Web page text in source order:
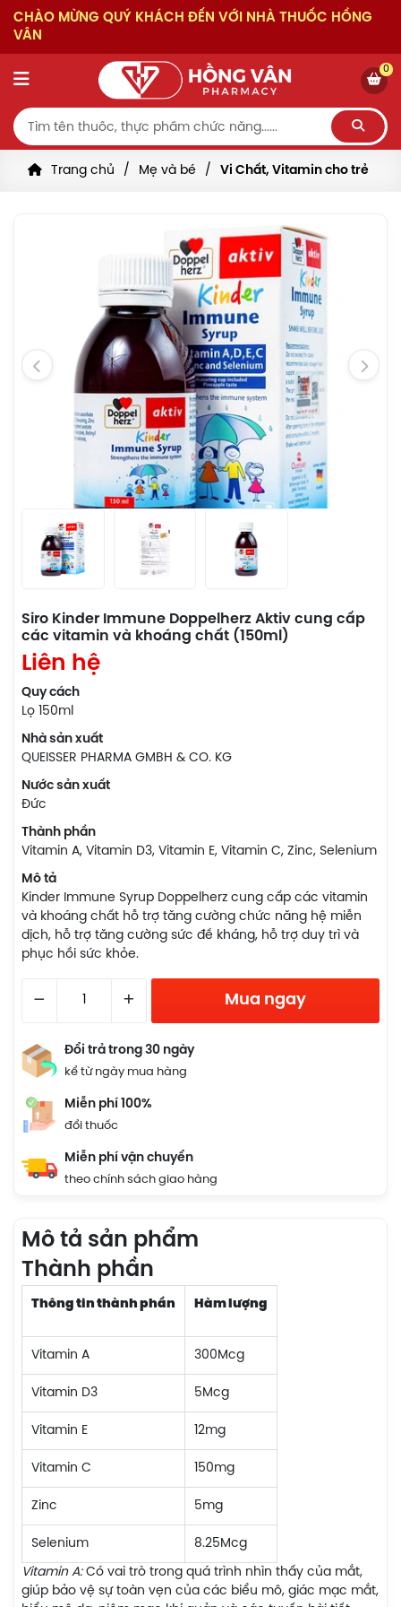
CHÀO MỪNG QUÝ KHÁCH ĐẾN VỚI NHÀ THUỐC HỒNG
VÂN
0
Trang chủ Mẹ và bé Vi Chất, Vitamin cho trẻ
Siro Kinder Immune Doppelherz Aktiv cung cấp
các vitamin và khoáng chất (150ml)
Liên hệ
Quy cách
Lọ 150ml
Nhà sản xuất
QUEISSER PHARMA GMBH & CO. KG
Nước sản xuất
Đức
Thành phần
Vitamin A, Vitamin D3, Vitamin E, Vitamin C, Zinc, Selenium
Mô tả
Kinder Immune Syrup Doppelherz cung cấp các vitamin
và khoáng chất hỗ trợ tăng cường chức năng hệ miễn
dịch, hỗ trợ tăng cường sức đề kháng, hỗ trợ duy trì và
phục hồi sức khỏe.
– + Mua ngay
Đổi trả trong 30 ngày
kể từ ngày mua hàng
Miễn phí 100%
đổi thuốc
Miễn phí vận chuyển
theo chính sách giao hàng
Mô tả sản phẩm
Thành phần
Thông tin thành phần Hàm lượng
Vitamin A 300Mcg
Vitamin D3 5Mcg
Vitamin E 12mg
Vitamin C 150mg
Zinc 5mg
Selenium 8.25Mcg
Vitamin A:Có vai trò trong quá trình nhìn thấy của mắt,
giúp bảo vệ sự toàn vẹn của các biểu mô, giác mạc mắt,